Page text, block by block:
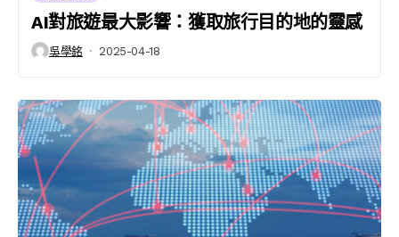
AI對旅遊最大影響：獲取旅行目的地的靈感
吳學銘 2025-04-18